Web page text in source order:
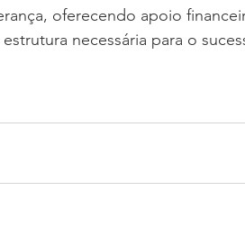
oferecendo apoio
necessária para o